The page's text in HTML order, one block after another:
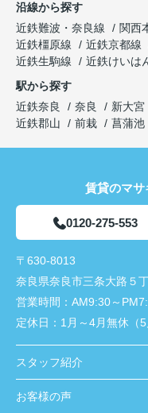
沿線から探す
近鉄難波・奈良線
関西
近鉄橿原線
近鉄京都線
近鉄生駒線
近鉄けいは
駅から探す
近鉄奈良
奈良 新大宮
近鉄郡山
前栽 菖蒲池
賃貸のマサ
0120-275-553
〒630-8013
奈良県奈良市三条大路５
営業時間： AM9:30～
定休日： 1月～4月無休（5
スタッフ紹介
お客様の声